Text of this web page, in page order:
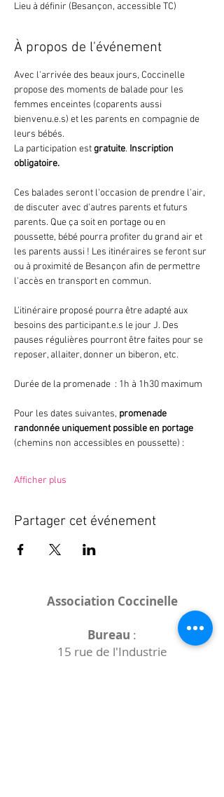
Lieu à définir (Besançon, accessible TC)
À propos de l'événement
Avec l'arrivée des beaux jours, Coccinelle
propose des moments de balade pour les
femmes enceintes (coparents aussi
bienvenu.e.s) et les parents en compagnie de
leurs bébés.
La participation est gratuite. Inscription
obligatoire.
Ces balades seront l'occasion de prendre l'air,
de discuter avec d'autres parents et futurs
parents. Que ça soit en portage ou en
poussette, bébé pourra profiter du grand air et
les parents aussi ! Les itinéraires se feront sur
ou à proximité de Besançon afin de permettre
l'accès en transport en commun.
L'itinéraire proposé pourra être adapté aux
besoins des participant.e.s le jour J. Des
pauses régulières pourront être faites pour se
reposer, allaiter, donner un biberon, etc.
Durée de la promenade  : 1h à 1h30 maximum
Pour les dates suivantes, promenade
randonnée uniquement possible en portage
(chemins non accessibles en poussette) :
Afficher plus
Partager cet événement
Association Coccinelle
Bureau :
15 rue de l'Industrie